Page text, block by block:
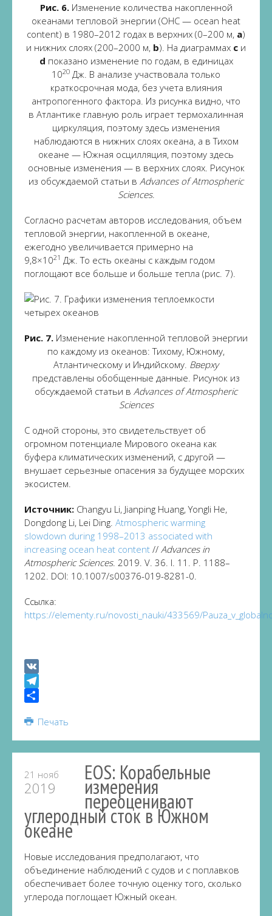
Рис. 6.Изменение количества накопленной
океанами тепловой энергии (OHC — ocean heat
content) в 1980–2012 годах в верхних (0–200 м, a)
и нижних слоях (200–2000 м, b). На диаграммах c и
d показано изменение по годам, в единицах
1020 Дж. В анализе участвовала только
краткосрочная мода, без учета влияния
антропогенного фактора. Из рисунка видно, что
в Атлантике главную роль играет термохалинная
циркуляция, поэтому здесь изменения
наблюдаются в нижних слоях океана, а в Тихом
океане — Южная осцилляция, поэтому здесь
основные изменения — в верхних слоях. Рисунок
из обсуждаемой статьи в Advances of Atmospheric
Sciences.
Согласно расчетам авторов исследования, объем
тепловой энергии, накопленной в океане,
ежегодно увеличивается примерно на
9,8×1021 Дж. То есть океаны с каждым годом
поглощают все больше и больше тепла (рис. 7).
Рис. 7. Изменение накопленной тепловой энергии
по каждому из океанов: Тихому, Южному,
Атлантическому и Индийскому. Вверху
представлены обобщенные данные. Рисунок из
обсуждаемой статьи в Advances of Atmospheric
Sciences
С одной стороны, это свидетельствует об
огромном потенциале Мирового океана как
буфера климатических изменений, с другой —
внушает серьезные опасения за будущее морских
экосистем.
Источник: Changyu Li, Jianping Huang, Yongli He,
Dongdong Li, Lei Ding. Atmospheric warming
slowdown during 1998–2013 associated with
increasing ocean heat content // Advances in
Atmospheric Sciences. 2019. V. 36. I. 11. P. 1188–
1202. DOI: 10.1007/s00376-019-8281-0.
Ссылка:
https://elementy.ru/novosti_nauki/433569/
VK
Telegram
Печать
21 нояб
2019
EOS: Корабельные
измерения
переоценивают
углеродный сток в Южном
океане
Новые исследования предполагают, что
объединение наблюдений с судов и с поплавков
обеспечивает более точную оценку того, сколько
углерода поглощает Южный океан.